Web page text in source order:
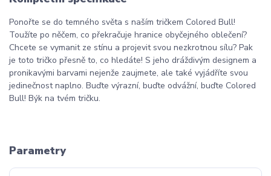
Ponořte se do temného světa s naším tričkem Colored Bull!
Toužíte po něčem, co překračuje hranice obyčejného oblečení?
Chcete se vymanit ze stínu a projevit svou nezkrotnou sílu? Pak
je toto tričko přesně to, co hledáte! S jeho dráždivým designem a
pronikavými barvami nejenže zaujmete, ale také vyjádříte svou
jedinečnost naplno. Buďte výrazní, buďte odvážní, buďte Colored
Bull! Býk na tvém tričku.
Parametry